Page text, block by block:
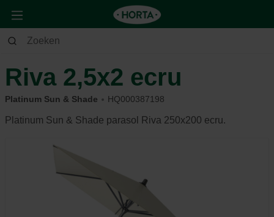
Tuin Buitenleven
Riva 2,5x2 ecru
Platinum Sun & Shade HQ000387198
Platinum Sun & Shade parasol Riva 250x200 ecru.